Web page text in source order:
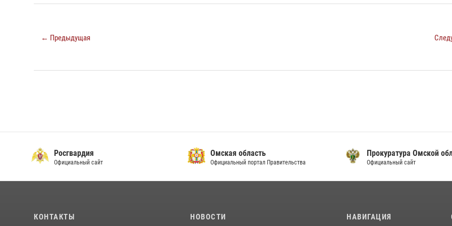
← Предыдущая
Росгвардия
Официальный сайт
Омская область
Официальный портал Правительства
Прокуратура Омской
Официальный сайт
КОНТАКТЫ НОВОСТИ НАВИГАЦИЯ